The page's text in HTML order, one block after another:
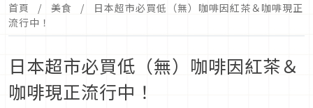
首頁 美食
日本超市必買低（無）咖啡因紅茶＆咖啡現正
流行中！
日本超市必買低（無）咖啡因紅茶＆
咖啡現正流行中！